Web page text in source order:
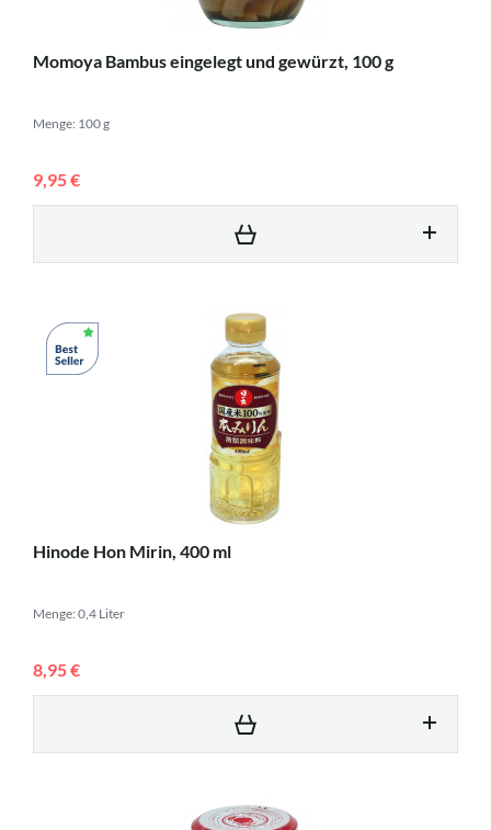
Momoya Bambus eingelegt und gewürzt, 100 g
Menge: 100 g
9,95 €
Hinode Hon Mirin, 400 ml
Menge: 0,4 Liter
8,95 €